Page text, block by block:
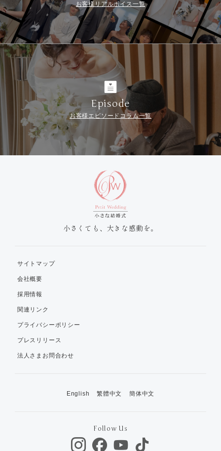
お客様リアルボイス一覧
Episode
お客様エピソードコラム一覧
小さくても、大きな感動を。
サイトマップ
会社概要
採用情報
関連リンク
プライバシーポリシー
プレスリリース
法人さまお問合わせ
English 繁體中文 簡体中文
Follow Us